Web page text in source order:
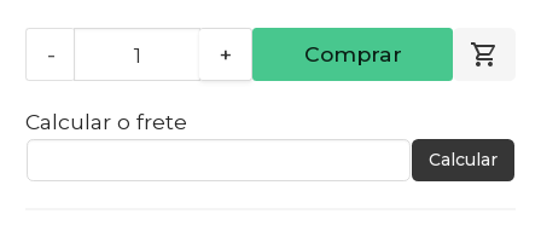
- + Comprar
Calcular o frete
Calcular